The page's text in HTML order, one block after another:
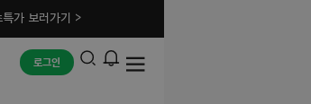
가 보러가기 >
로그인